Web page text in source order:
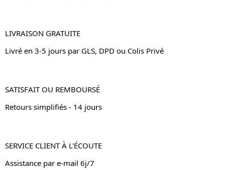
LIVRAISON GRATUITE
Livré en 3-5 jours par GLS, DPD ou Colis Privé
SATISFAIT OU REMBOURSÉ
Retours simplifiés - 14 jours
SERVICE CLIENT À L'ÉCOUTE
Assistance par e-mail 6j/7